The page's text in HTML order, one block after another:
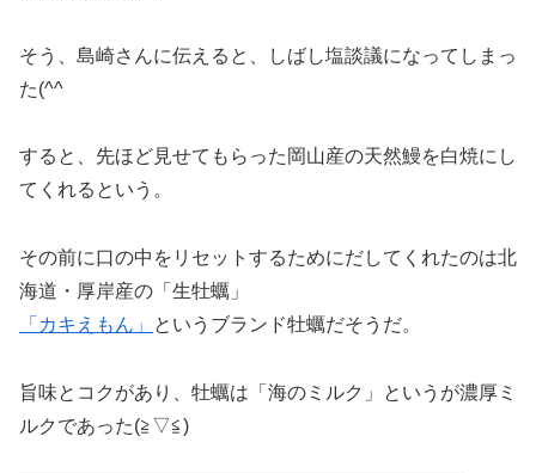
そう、島崎さんに伝えると、しばし塩談議になってしまっ
た(^^ゞ
すると、先ほど見せてもらった岡山産の天然鰻を白焼にし
てくれるという。
その前に口の中をリセットするためにだしてくれたのは北
海道・厚岸産の「生牡蠣」
「カキえもん」
というブランド牡蠣だそうだ。
旨味とコクがあり、牡蠣は「海のミルク」というが濃厚ミ
ルクであった(≧▽≦)